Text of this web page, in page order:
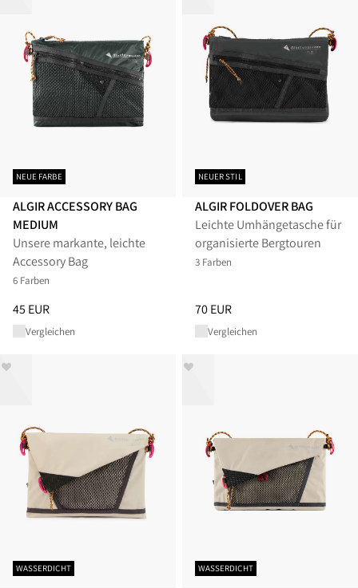
NEUE FARBE
ALGIR ACCESSORY BAG
MEDIUM
Unsere markante, leichte
Accessory Bag
6 Farben
Preis:45 EUR, reduziert von 45 EUR
45 EUR
Vergleichen
NEUER STIL
ALGIR FOLDOVER BAG
Leichte Umhängetasche für
organisierte Bergtouren
3 Farben
Preis:70 EUR, reduziert von 70
70 EUR
Vergleichen
WASSERDICHT WASSERDICHT